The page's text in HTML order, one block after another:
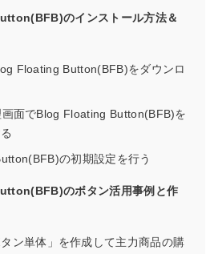
のインストール方法＆
Floating Button(BFB)をダウンロ
面でBlog Floating Button(BFB)を
の初期設定を行う
のボタン活用事例と作
ン単体」を作成して主力商品の購